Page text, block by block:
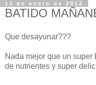
13 de enero de 2012
BATIDO
Que desayunar???
Nada mejor que un super
de nutrientes y super